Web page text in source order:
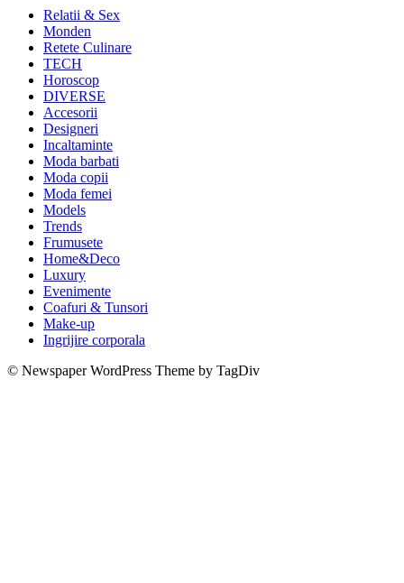
Steaua anesteziata
Relatii & Sex
Monden
Retete Culinare
TECH
Horoscop
DIVERSE
Accesorii
Designeri
Incaltaminte
Moda barbati
Moda copii
Moda femei
Models
Trends
Frumusete
Home&Deco
Luxury
Evenimente
Coafuri & Tunsori
Make-up
Ingrijire corporala
© Newspaper WordPress Theme by TagDiv